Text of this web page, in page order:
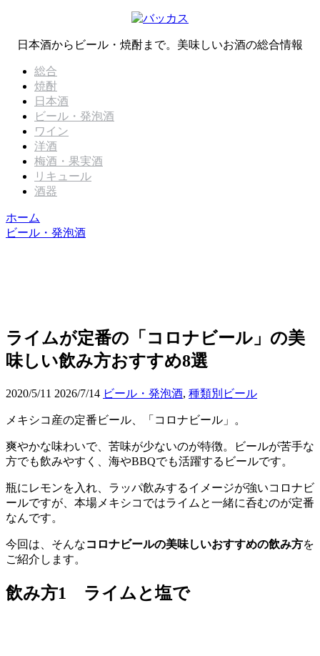
日本酒からビール・焼酎まで。美味しいお酒の総合情報
総合
焼酎
日本酒
ビール・発泡酒
ワイン
洋酒
梅酒・果実酒
リキュール
酒器
ホーム
ビール・発泡酒
ライムが定番の「コロナビール」の美
味しい飲み方おすすめ8選
2020/5/11 2026/7/14 ビール・発泡酒, 種類別ビール
メキシコ産の定番ビール、「コロナビール」。
爽やかな味わいで、苦味が少ないのが特徴。ビールが苦手な
方でも飲みやすく、海やBBQでも活躍するビールです。
瓶にレモンを入れ、ラッパ飲みするイメージが強いコロナビ
ールですが、本場メキシコではライムと一緒に呑むのが定番
なんです。
今回は、そんなコロナビールの美味しいおすすめの飲み方を
ご紹介します。
飲み方1 ライムと塩で